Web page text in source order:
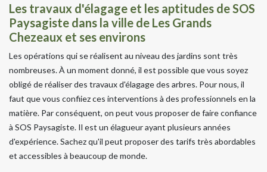
Les travaux d'élagage et les aptitudes de SOS
Paysagiste dans la ville de Les Grands
Chezeaux et ses environs
Les opérations qui se réalisent au niveau des jardins sont très
nombreuses. À un moment donné, il est possible que vous soyez
obligé de réaliser des travaux d'élagage des arbres. Pour nous, il
faut que vous confiiez ces interventions à des professionnels en la
matière. Par conséquent, on peut vous proposer de faire confiance
à SOS Paysagiste. Il est un élagueur ayant plusieurs années
d'expérience. Sachez qu'il peut proposer des tarifs très abordables
et accessibles à beaucoup de monde.